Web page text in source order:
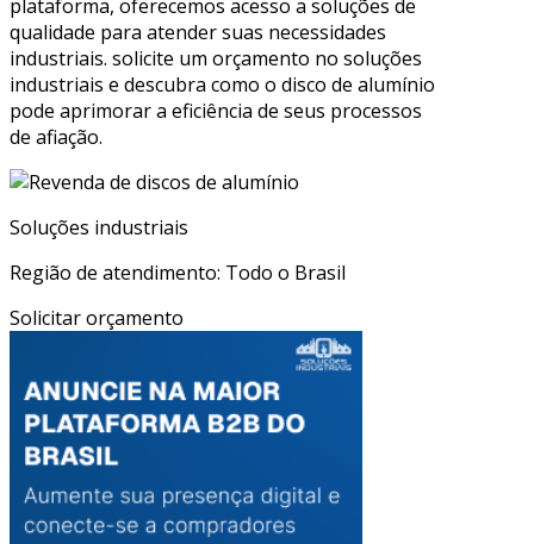
plataforma, oferecemos acesso a soluções de
qualidade para atender suas necessidades
industriais. solicite um orçamento no soluções
industriais e descubra como o disco de alumínio
pode aprimorar a eficiência de seus processos
de afiação.
Soluções industriais
Região de atendimento: Todo o Brasil
Solicitar orçamento